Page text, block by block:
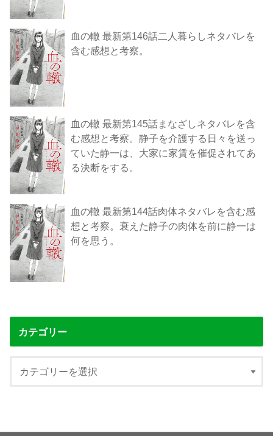
血の轍 最新第146話二人暮らしネタバレを
含む感想と考察。
血の轍 最新第145話まなざしネタバレを含
む感想と考察。静子を介護する日々を送っ
ていた静一は、大家に家賃を催促されてあ
る決断をする。
血の轍 最新第144話肉体ネタバレを含む感
想と考察。衰えた静子の肉体を前に静一は
何を思う。
カテゴリー